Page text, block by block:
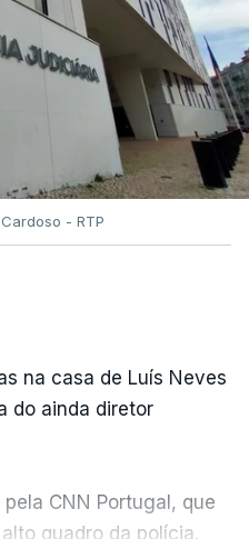
- RTP
na casa de Luís Neves
do ainda diretor
CNN Portugal, que
quadro da polícia.